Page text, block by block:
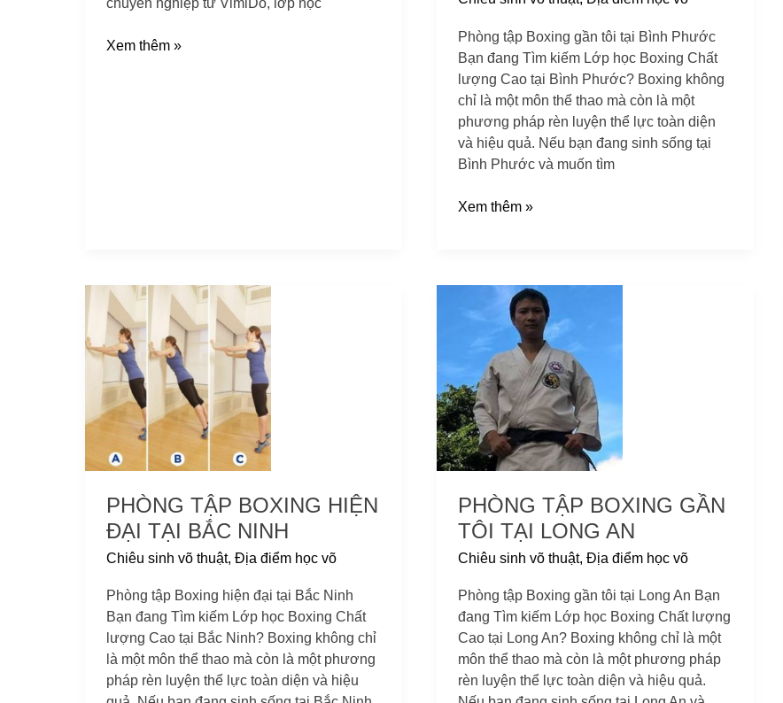
Tuổi
2025
Xem thêm »
Phòng tập Boxing gần tôi tại Bình Phước
Bạn đang Tìm kiếm Lớp học Boxing Chất
lượng Cao tại Bình Phước? Boxing không
chỉ là một môn thể thao mà còn là một
phương pháp rèn luyện thể lực toàn diện
và hiệu quả. Nếu bạn đang sinh sống tại
Bình Phước và muốn tìm
Xem thêm »
PHÒNG TẬP BOXING HIỆN
ĐẠI TẠI BẮC NINH
Chiêu sinh võ thuật, Địa điểm học võ
Phòng tập Boxing hiện đại tại Bắc Ninh
Bạn đang Tìm kiếm Lớp học Boxing Chất
lượng Cao tại Bắc Ninh? Boxing không chỉ
là một môn thể thao mà còn là một phương
pháp rèn luyện thể lực toàn diện và hiệu
Phòng
tập
Boxing
hiện
đại
tại
PHÒNG TẬP BOXING GẦN
TÔI TẠI LONG AN
Chiêu sinh võ thuật,Địa điểm học võ
Phòng tập Boxing gần tôi tại Long An Bạn
đang Tìm kiếm Lớp học Boxing Chất lượng
Cao tại Long An? Boxing không chỉ là một
môn thể thao mà còn là một phương pháp
rèn luyện thể lực toàn diện và hiệu quả.
tập
tôi
tại
Long
An